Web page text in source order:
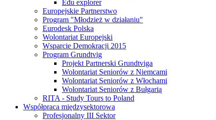
Edu explorer
Europejskie Partnerstwo
Program "Młodzież w działaniu"
Eurodesk Polska
Wolontariat Europejski
Wsparcie Demokracji 2015
Program Grundtvig
Projekt Partnerski Grundtviga
Wolontariat Seniorów z Niemcami
Wolontariat Seniorów z Włochami
Wolontariat Seniorów z Bułgarią
RITA - Study Tours to Poland
Współpraca międzysektorowa
Profesjonalny III Sektor